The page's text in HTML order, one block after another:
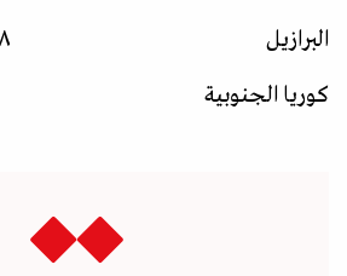
البرازيل ٣.٩١٨
كوريا الجنوبية ١.٢٤٩